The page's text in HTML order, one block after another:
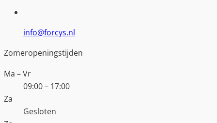
info@forcys.nl
Zomeropeningstijden
Ma – Vr
09:00 – 17:00
Za
Gesloten